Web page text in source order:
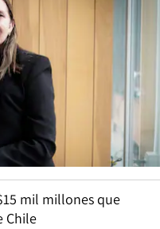
mil millones que
Chile